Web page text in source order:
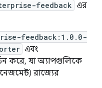
feedback এর
feedback:1.0.0-
এবং
করে, যা অ্যাপগুলিকে
রাজ্যের